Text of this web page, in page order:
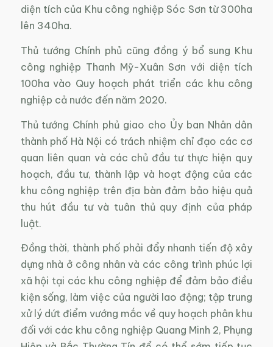
diện tích của Khu công nghiệp Sóc Sơn từ 300ha
lên 340ha.
Thủ tướng Chính phủ cũng đồng ý bổ sung Khu
công nghiệp Thanh Mỹ-Xuân Sơn với diện tích
100ha vào Quy hoạch phát triển các khu công
nghiệp cả nước đến năm 2020.
Thủ tướng Chính phủ giao cho Ủy ban Nhân dân
thành phố Hà Nội có trách nhiệm chỉ đạo các cơ
quan liên quan và các chủ đầu tư thực hiện quy
hoạch, đầu tư, thành lập và hoạt động của các
khu công nghiệp trên địa bàn đảm bảo hiệu quả
thu hút đầu tư và tuân thủ quy định của pháp
luật.
Đồng thời, thành phố phải đẩy nhanh tiến độ xây
dựng nhà ở công nhân và các công trình phúc lợi
xã hội tại các khu công nghiệp để đảm bảo điều
kiện sống, làm việc của người lao động; tập trung
xử lý dứt điểm vướng mắc về quy hoạch phân khu
đối với các khu công nghiệp Quang Minh 2, Phụng